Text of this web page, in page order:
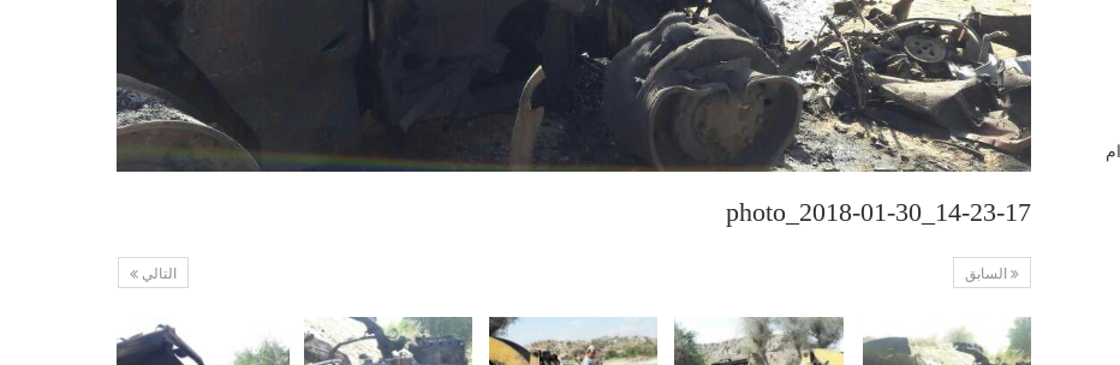
photo_2018-01-30_14-23-17
التالي السابق